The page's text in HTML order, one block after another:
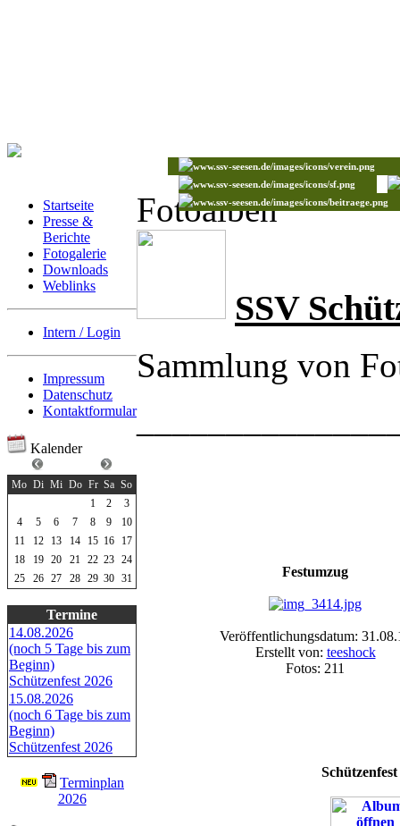
Startseite
Presse &
Berichte
Fotogalerie
Downloads
Weblinks
Intern / Login
Impressum
Datenschutz
Kontaktformular
Kalender
Mo Di Mi Do Fr Sa So
1
2
3
4
5 6 7 8 9
10
11
12 13 14 15 16
17
18
19 20 21 22 23 24
25
26 27 28 29 30 31
Termine
14.08.2026
(noch 5 Tage bis zum
Beginn)
Schützenfest 2026
15.08.2026
(noch 6 Tage bis zum
Beginn)
Schützenfest 2026
Terminplan
2026
Fotoalben
SSV
Sammlung von
Festumzug
Veröffentlichungsdatum:
Erstellt von: teeshock
Fotos: 211
Schützenfest